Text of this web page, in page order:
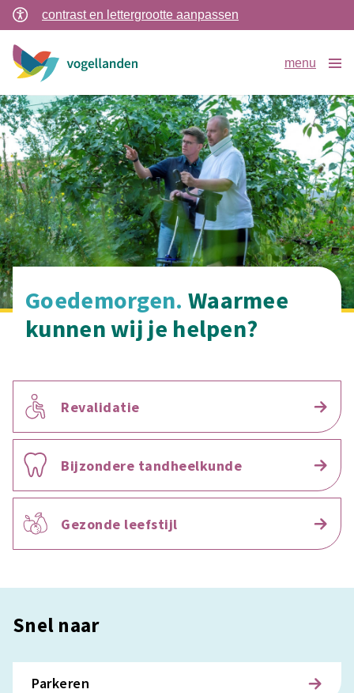
contrast en lettergrootte aanpassen
menu
Goedemorgen. Waarmee
kunnen wij je helpen?
Revalidatie
Bijzondere tandheelkunde
Gezonde leefstijl
Snel naar
Parkeren